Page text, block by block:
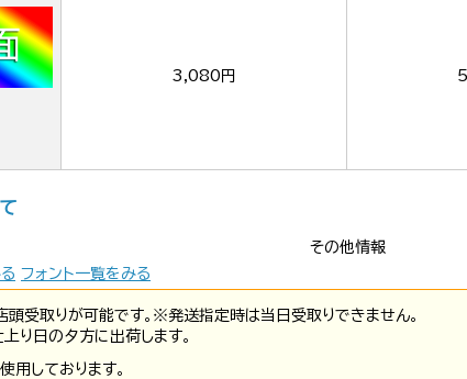
3,080円
その他情報
フォント一覧をみる
頭受取りが可能です。※発送指定時は当日受取りできません。
り日の夕方に出荷します。
用しております。